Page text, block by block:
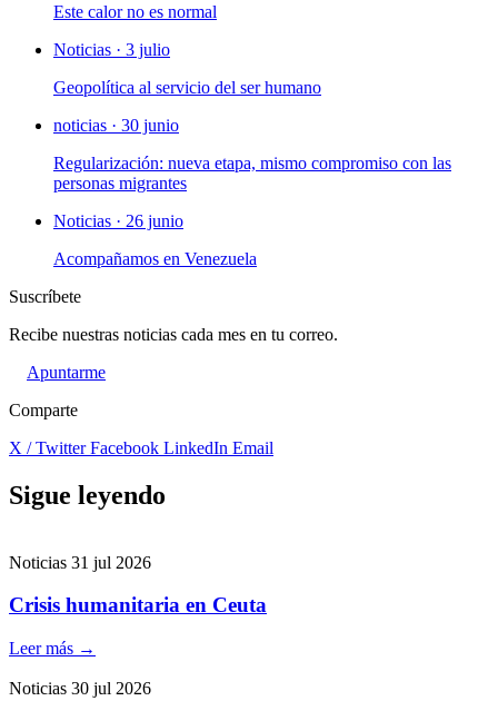
Este calor no es normal
Noticias · 3 julio
Geopolítica al servicio del ser humano
noticias · 30 junio
Regularización: nueva etapa, mismo compromiso con las
personas migrantes
Noticias · 26 junio
Acompañamos en Venezuela
Suscríbete
Recibe nuestras noticias cada mes en tu correo.
Apuntarme
Comparte
X / TwitterFacebook LinkedIn Email
Sigue leyendo
Noticias 31 jul 2026
Crisis humanitaria en Ceuta
Leer más →
Noticias 30 jul 2026